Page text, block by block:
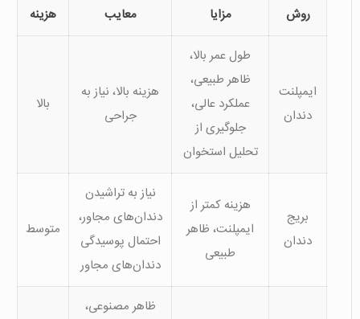
روش مزایا معایب هزینه
ایمپلنت
دندان
طول عمر بالا،
ظاهر طبیعی،
عملکرد عالی،
جلوگیری از
تحلیل استخوان
هزینه بالا، نیاز به
جراحی
بالا
بریج
دندان
هزینه کمتر از
ایمپلنت، ظاهر
طبیعی
نیاز به تراشیدن
دندان‌های مجاور،
احتمال پوسیدگی
دندان‌های مجاور
متوسط
ظاهر مصنوعی،